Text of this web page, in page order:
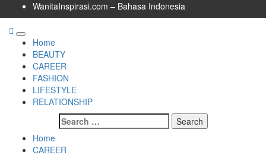
to
content
WanitaInspirasi.com – Bahasa Indonesia
Primary
Menu
Home
BEAUTY
CAREER
FASHION
LIFESTYLE
RELATIONSHIP
Search
for:
Home
CAREER